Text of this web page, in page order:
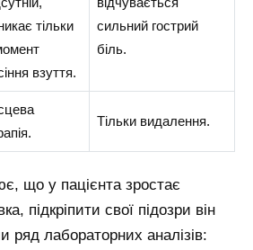
тільки
взуття.
сильний гострий
біль.
Тільки видалення.
що у пацієнта зростає
підкріпити свої підозри він
лабораторних аналізів: